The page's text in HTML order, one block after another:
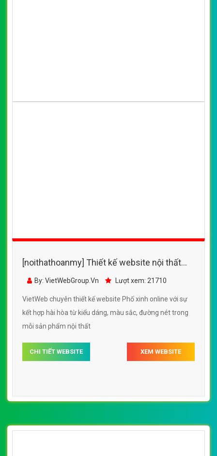
[noithathoanmy] Thiết kế website nội thất
phố xinh online đẹp SEO nhanh hiệu quả
By: VietWebGroup.Vn Lượt xem: 21710
VietWeb chuyên thiết kế website Phố xinh online với sự
kết hợp hài hòa từ kiểu dáng, màu sắc, đường nét trong
mỗi sản phẩm nội thất
CHI TIẾT WEBSITE XEM WEBSITE